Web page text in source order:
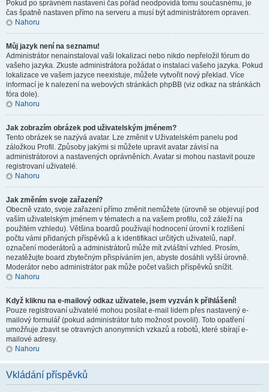
Pokud po správném nastavení čas pořád neodpovídá tomu současnému, je
čas špatně nastaven přímo na serveru a musí být administrátorem opraven.
Nahoru
Můj jazyk není na seznamu!
Administrátor nenainstaloval vaši lokalizaci nebo nikdo nepřeložil fórum do
vašeho jazyka. Zkuste administrátora požádat o instalaci vašeho jazyka. Pokud
lokalizace ve vašem jazyce neexistuje, můžete vytvořit nový překlad. Více
informací je k nalezení na webových stránkách phpBB (viz odkaz na stránkách
fóra dole).
Nahoru
Jak zobrazím obrázek pod uživatelským jménem?
Tento obrázek se nazývá avatar. Lze změnit v Uživatelském panelu pod
záložkou Profil. Způsoby jakými si můžete upravit avatar závisí na
administrátorovi a nastavených oprávněních. Avatar si mohou nastavit pouze
registrovaní uživatelé.
Nahoru
Jak změním svoje zařazení?
Obecně vzato, svoje zařazení přímo změnit nemůžete (úrovně se objevují pod
vaším uživatelským jménem v tématech a na vašem profilu, což záleží na
použitém vzhledu). Většina boardů používají hodnocení úrovní k rozlišení
počtu vámi přidaných příspěvků a k identifikaci určitých uživatelů, např.
označení moderátorů a administrátorů může mít zvláštní vzhled. Prosím,
nezatěžujte board zbytečným přispíváním jen, abyste dosáhli vyšší úrovně.
Moderátor nebo administrátor pak může počet vašich příspěvků snížit.
Nahoru
Když kliknu na e-mailový odkaz uživatele, jsem vyzván k přihlášení!
Pouze registrovaní uživatelé mohou posílat e-mail lidem přes nastavený e-
mailový formulář (pokud administrátor tuto možnost povolil). Toto opatření
umožňuje zbavit se otravných anonymních vzkazů a robotů, které sbírají e-
mailové adresy.
Nahoru
Vkládání příspěvků